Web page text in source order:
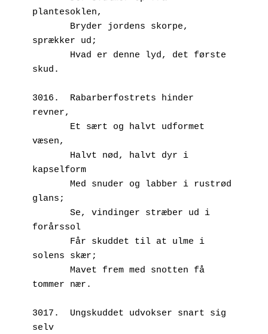
plantesoklen,
sprækker ud;
skud.
3016.  Rabarberfostrets hinder
revner,
væsen,
kapselform
glans;
forårssol
solens skær;
tommer nær.
3017.  Ungskuddet udvokser snart sig
selv